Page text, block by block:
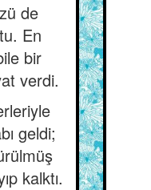
de
En
bir
verdi.
geldi;
kalktı.